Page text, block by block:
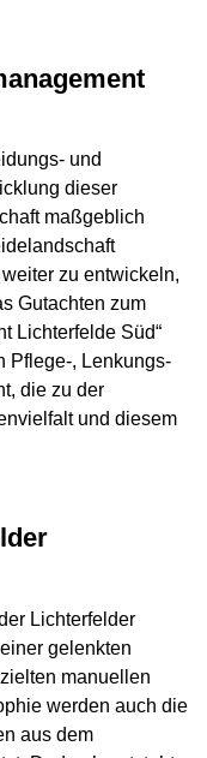
und
dieser
maßgeblich
zu entwickeln,
Gutachten zum
Lichterfelde Süd“
Pflege-, Lenkungs-
die zu der
und diesem
Lichterfelder
gelenkten
manuellen
werden auch die
aus dem